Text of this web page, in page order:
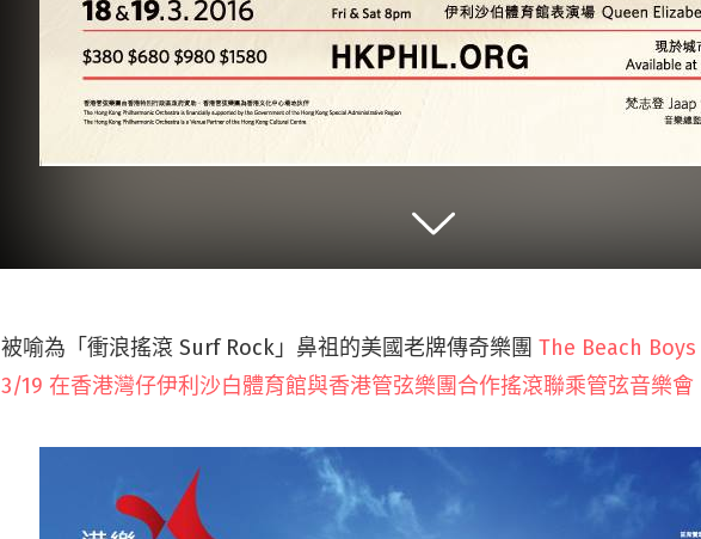
被喻為「衝浪搖滾Surf Rock 」鼻祖的美國老牌傳奇樂團The Beach
3/19 在香港灣仔伊利沙白體育館與香港管弦樂團合作搖滾聯乘管弦音樂會